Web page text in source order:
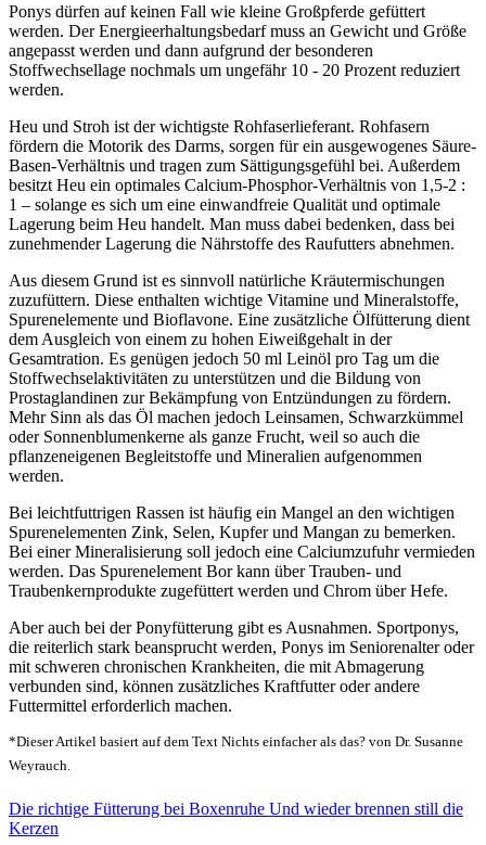
Ponys dürfen auf keinen Fall wie kleine Großpferde gefüttert
werden. Der Energieerhaltungsbedarf muss an Gewicht und Größe
angepasst werden und dann aufgrund der besonderen
Stoffwechsellage nochmals um ungefähr 10 - 20 Prozent reduziert
werden.
Heu und Stroh ist der wichtigste Rohfaserlieferant. Rohfasern
fördern die Motorik des Darms, sorgen für ein ausgewogenes Säure-
Basen-Verhältnis und tragen zum Sättigungsgefühl bei. Außerdem
besitzt Heu ein optimales Calcium-Phosphor-Verhältnis von 1,5-2 :
1 – solange es sich um eine einwandfreie Qualität und optimale
Lagerung beim Heu handelt. Man muss dabei bedenken, dass bei
zunehmender Lagerung die Nährstoffe des Raufutters abnehmen.
Aus diesem Grund ist es sinnvoll natürliche Kräutermischungen
zuzufüttern. Diese enthalten wichtige Vitamine und Mineralstoffe,
Spurenelemente und Bioflavone. Eine zusätzliche Ölfütterung dient
dem Ausgleich von einem zu hohen Eiweißgehalt in der
Gesamtration. Es genügen jedoch 50 ml Leinöl pro Tag um die
Stoffwechselaktivitäten zu unterstützen und die Bildung von
Prostaglandinen zur Bekämpfung von Entzündungen zu fördern.
Mehr Sinn als das Öl machen jedoch Leinsamen, Schwarzkümmel
oder Sonnenblumenkerne als ganze Frucht, weil so auch die
pflanzeneigenen Begleitstoffe und Mineralien aufgenommen
werden.
Bei leichtfuttrigen Rassen ist häufig ein Mangel an den wichtigen
Spurenelementen Zink, Selen, Kupfer und Mangan zu bemerken.
Bei einer Mineralisierung soll jedoch eine Calciumzufuhr vermieden
werden. Das Spurenelement Bor kann über Trauben- und
Traubenkernprodukte zugefüttert werden und Chrom über Hefe.
Aber auch bei der Ponyfütterung gibt es Ausnahmen. Sportponys,
die reiterlich stark beansprucht werden, Ponys im Seniorenalter oder
mit schweren chronischen Krankheiten, die mit Abmagerung
verbunden sind, können zusätzliches Kraftfutter oder andere
Futtermittel erforderlich machen.
*Dieser Artikel basiert auf dem Text Nichts einfacher als das? von Dr. Susanne
Weyrauch.
Die richtige Fütterung bei Boxenruhe Und wieder brennen still die
Kerzen